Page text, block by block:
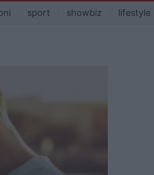
sport showbiz lifestyle